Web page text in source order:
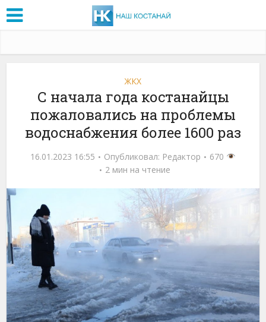
ЖКХ
С начала года костанайцы
пожаловались на проблемы
водоснабжения более 1600 раз
16.01.2023 16:55 Опубликовал: Редактор
670
2 мин на чтение